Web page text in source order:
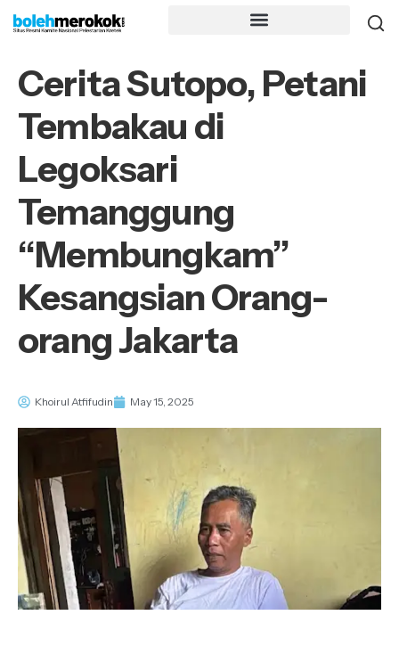
Cerita Sutopo, Petani
Tembakau di
Legoksari
Temanggung
“Membungkam”
Kesangsian Orang-
orang Jakarta
Khoirul Atfifudin May 15, 2025